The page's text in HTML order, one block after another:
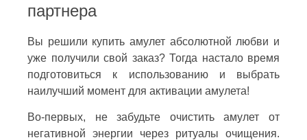
партнера
Вы решили купить амулет абсолютной любви и
уже получили свой заказ? Тогда настало время
подготовиться к использованию и выбрать
наилучший момент для активации амулета!
Во-первых, не забудьте очистить амулет от
негативной энергии через ритуалы очищения.